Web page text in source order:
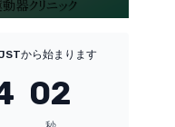
から始まります